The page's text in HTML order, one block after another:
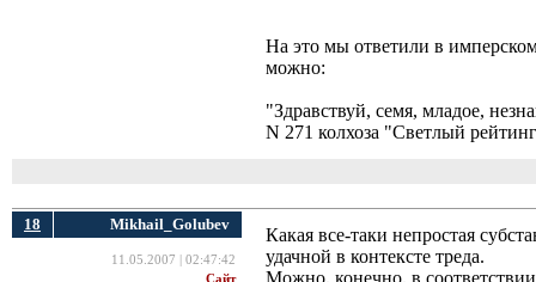
На это мы ответили в
можно:
"Здравствуй, семя, младое,
N 271 колхоза "Светлый
18 Mikhail_Golubev
11.05.2007 | 02:47:42
Сайт
Какая все-таки непростая
удачной в контексте треда.
Можно, конечно, в